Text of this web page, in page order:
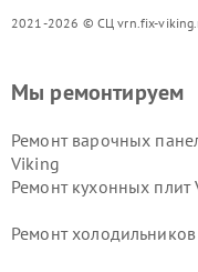
2021-2026 © СЦ vrn.fix-
Мы ремонтируем
Ремонт варочных
Viking
Ремонт кухонных плит
Ремонт